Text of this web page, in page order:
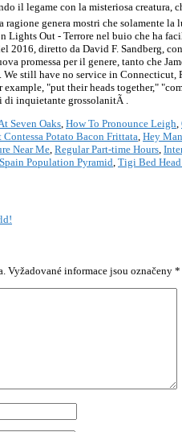
il legame con la misteriosa
genera mostri che solamente
Lights Out - Terrore nel buio che ha
2016, diretto da David F. Sandberg,
promessa per il genere, tanto che
still have no service in
"put their heads together,"
di inquietante grossolanitÃ .
Seven Oaks, How To Pronounce Leigh,
Contessa Potato Bacon Frittata, Hey
Near Me, Regular Part-time Hours,
Spain Population Pyramid, Tigi Bed
Vyžadované informace jsou označeny *